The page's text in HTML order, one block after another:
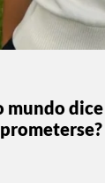
mundo dice